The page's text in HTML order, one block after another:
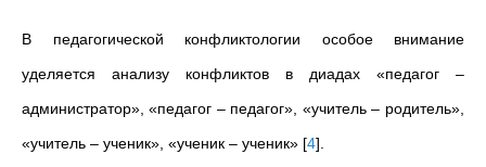
В педагогической конфликтологии особое внимание
уделяется анализу конфликтов в диадах «педагог –
администратор», «педагог –педагог», «учитель– родитель»,
«учитель – ученик», «ученик – ученик» [4]